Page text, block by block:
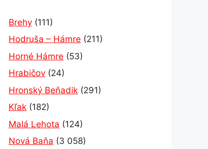
Brehy (111)
Hodruša – Hámre (211)
Horné Hámre (53)
Hrabičov (24)
Hronský Beňadik (291)
Kľak (182)
Malá Lehota (124)
Nová Baňa (3 058)